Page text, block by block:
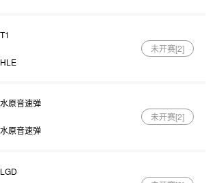
T1
HLE
未开赛[2]
水原音速弹
水原音速弹
未开赛[2]
LGD